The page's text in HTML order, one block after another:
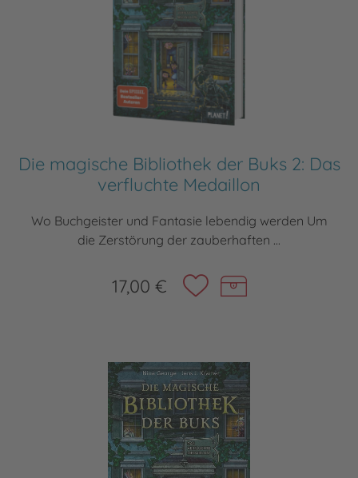
Die magische Bibliothek der Buks 2: Das
verfluchte Medaillon
Wo Buchgeister und Fantasie lebendig werden Um
die Zerstörung der zauberhaften ...
17,00 €